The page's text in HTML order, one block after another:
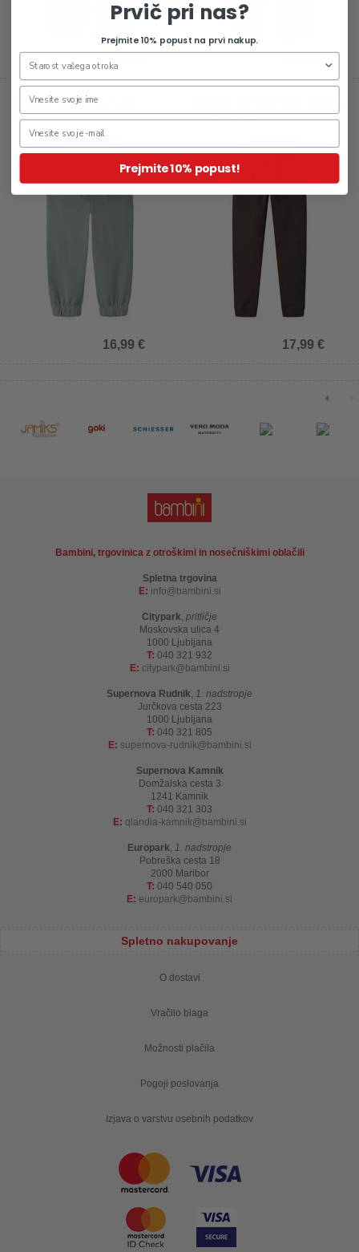
25,99 €
Otroška trenirka za fante
Vallen
16,99 €
sweat NOOS
17,99 €
Bambini, trgovinica z otroškimi in nosečniškimi oblačili
Spletna trgovina
E: info bambini.si
Citypark, pritličje
Moskovska ulica 4
1000 Ljubljana
T: 040 321 932
E: citypark bambini.si
Supernova Rudnik, 1. nadstropje
Jurčkova cesta 223
1000 Ljubljana
T: 040 321 805
E: supernova-rudnik bambini.si
Supernova Kamnik
Domžalska cesta 3
1241 Kamnik
T: 040 321 303
E: qlandia-kamnik bambini.si
Europark, 1. nadstropje
Pobreška cesta 18
2000 Maribor
T: 040 540 050
E: europark bambini.si
Spletno nakupovanje
O dostavi
Vračilo blaga
Možnosti plačila
Pogoji poslovanja
Izjava o varstvu osebnih podatkov
Prvič pri nas?
Prejmite 10% popust na prvi nakup.
Prejmite 10% popust!